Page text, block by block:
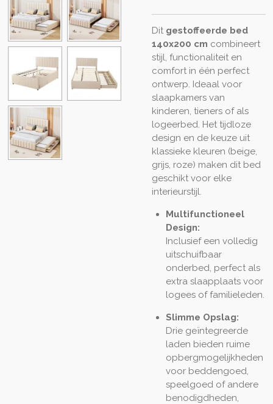
Dit gestoffeerde bed
140x200 cm combineert
stijl, functionaliteit en
comfort in één perfect
ontwerp. Ideaal voor
slaapkamers van
kinderen, tieners of als
logeerbed. Het tijdloze
design en de keuze uit
klassieke kleuren (beige,
grijs, roze) maken dit bed
geschikt voor elke
interieurstijl.
Multifunctioneel
Design:
Inclusief een volledig
uitschuifbaar
onderbed, perfect als
extra slaapplaats voor
logees of familieleden.
Slimme Opslag:
Drie geïntegreerde
laden bieden ruime
opbergmogelijkheden
voor beddengoed,
speelgoed of andere
benodigdheden,